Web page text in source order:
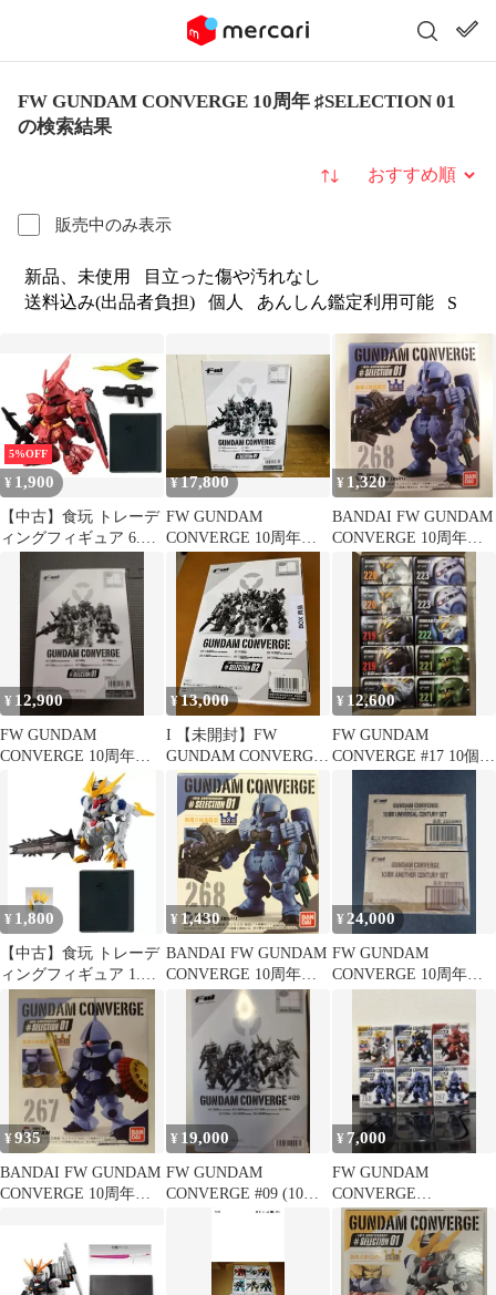
FW GUNDAM CONVERGE 10周年 ♯SELECTION 01
の検索結果
販売中のみ表示
並び替え
新品、未使用
目立った傷や汚れなし
送料込み(出品者負担)
個人 あんしん鑑定利用可能 S
5%OFF
¥ 1,900
【中古】食玩 トレーデ
ィングフィギュア 6.サ
「FW GUNDAM
CONVERGE 10周年
#SELECTION 01」
¥17,800
FW GUNDAM
CONVERGE 10周年セ
レクション 01 新品未
開封
¥ 1,320
BANDAI FW GUNDAM
CONVERGE 10周年
#SELECTION 01 ヅダ(1
番機) 268
¥ 12,900
FW GUNDAM
CONVERGE 10周年
♯SELECTION 01
¥13,000
I 【未開封】FW
GUNDAM CONVERGE
#SELECTION 02
¥ 12,600
FW GUNDAM
CONVERGE #17 10個入
¥ 1,800
【中古】食玩 トレーデ
ィングフィギュア 1.ガ
ンダム・バルバトスル
プスレクス 「FW
GUNDAM CONVERGE
10周年 #SELECTION
01」
¥ 1,430
BANDAI FW GUNDAM
CONVERGE 10周年
#SELECTION 01 ヅダ(1
¥24,000
FW GUNDAM
CONVERGE 10周年記
¥935
BANDAI FW GUNDAM
CONVERGE 10周年
¥ 19,000
FW GUNDAM
CONVERGE #09 (10個
¥ 7,000
FW GUNDAM
CONVERGE
#SELECTION 01 全6種